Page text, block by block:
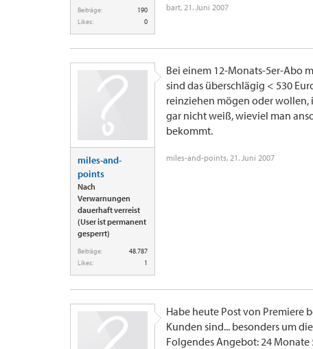
Beiträge:
190
Likes:
0
bart, 21. Juni 2007
miles-and-
points
Nach
Verwarnungen
dauerhaft verreist
(User ist permanent
gesperrt)
Beiträge:
48.787
Likes:
1
Bei einem 12-Monats-5er-Abo
sind das überschlägig < 530
reinziehen mögen oder wollen,
gar nicht weiß, wieviel man
bekommt.
miles-and-points, 21. Juni 2007
Habe heute Post von Premiere
Kunden sind... besonders um
Folgendes Angebot: 24